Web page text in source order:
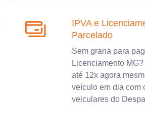
IPVA e
Parcelado
Sem grana para
Licenciamento
até 12x agora
veículo em dia com
veiculares do